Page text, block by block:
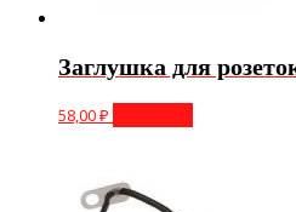
Заглушка для
58,00₽